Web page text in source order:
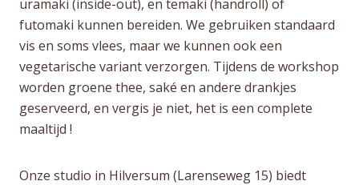
uramaki (inside-out), en temaki (handroll) of
futomaki kunnen bereiden. We gebruiken standaard
vis en soms vlees, maar we kunnen ook een
vegetarische variant verzorgen. Tijdens de workshop
worden groene thee, saké en andere drankjes
geserveerd, en vergis je niet, het is een complete
maaltijd !
Onze studio in Hilversum (Larenseweg 15) biedt